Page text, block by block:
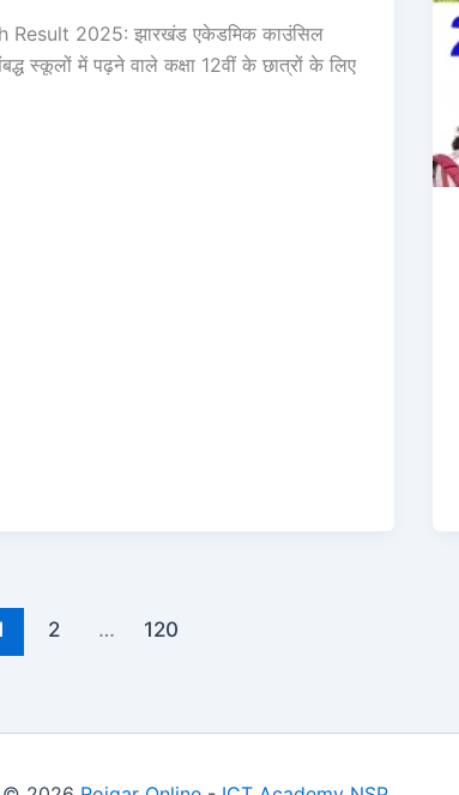
Result 2025: झारखंड एकेडमिक काउंसिल
स्कूलों में पढ़ने वाले कक्षा 12वीं के छात्रों के लिए
2 … 120